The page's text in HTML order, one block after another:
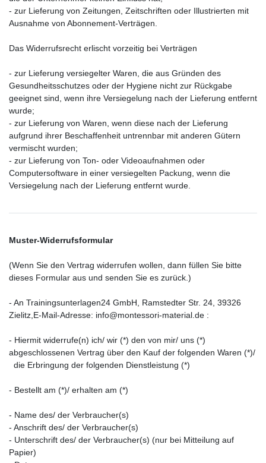
- zur Lieferung von Zeitungen, Zeitschriften oder Illustrierten mit
Ausnahme von Abonnement-Verträgen.
Das Widerrufsrecht erlischt vorzeitig bei Verträgen
- zur Lieferung versiegelter Waren, die aus Gründen des
Gesundheitsschutzes oder der Hygiene nicht zur Rückgabe
geeignet sind, wenn ihre Versiegelung nach der Lieferung entfernt
wurde;
- zur Lieferung von Waren, wenn diese nach der Lieferung
aufgrund ihrer Beschaffenheit untrennbar mit anderen Gütern
vermischt wurden;
- zur Lieferung von Ton- oder Videoaufnahmen oder
Computersoftware in einer versiegelten Packung, wenn die
Versiegelung nach der Lieferung entfernt wurde.
Muster-Widerrufsformular
(Wenn Sie den Vertrag widerrufen wollen, dann füllen Sie bitte
dieses Formular aus und senden Sie es zurück.)
- An Trainingsunterlagen24 GmbH, Ramstedter Str. 24, 39326
Zielitz E-Mail-Adresse: info@montessori-material.de :
- Hiermit widerrufe(n) ich/ wir (*) den von mir/ uns (*)
abgeschlossenen Vertrag über den Kauf der folgenden Waren (*)/
die Erbringung der folgenden Dienstleistung (*)
- Bestellt am (*)/ erhalten am (*)
- Name des/ der Verbraucher(s)
- Anschrift des/ der Verbraucher(s)
- Unterschrift des/ der Verbraucher(s) (nur bei Mitteilung auf
Papier)